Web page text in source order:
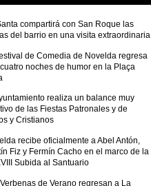
compartirá con San Roque las
del barrio en una visita extraordinaria
de Comedia de Novelda regresa
noches de humor en la Plaça
realiza un balance muy
de las Fiestas Patronales y de
y Cristianos
recibe oficialmente a Abel Antón,
Fiz y Fermín Cacho en el marco de la
Subida al Santuario
de Verano regresan a La